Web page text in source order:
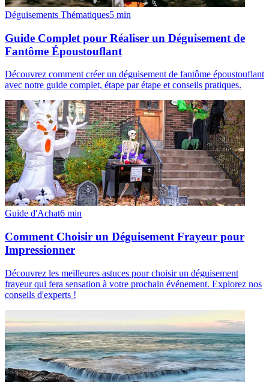
Déguisements Thématiques5 min
Guide Complet pour Réaliser un Déguisement de
Fantôme Époustouflant
Découvrez comment créer un déguisement de fantôme époustouflant
avec notre guide complet, étape par étape et conseils pratiques.
Guide d'Achat6 min
Comment Choisir un Déguisement Frayeur pour
Impressionner
Découvrez les meilleures astuces pour choisir un déguisement
frayeur qui fera sensation à votre prochain événement. Explorez nos
conseils d'experts !